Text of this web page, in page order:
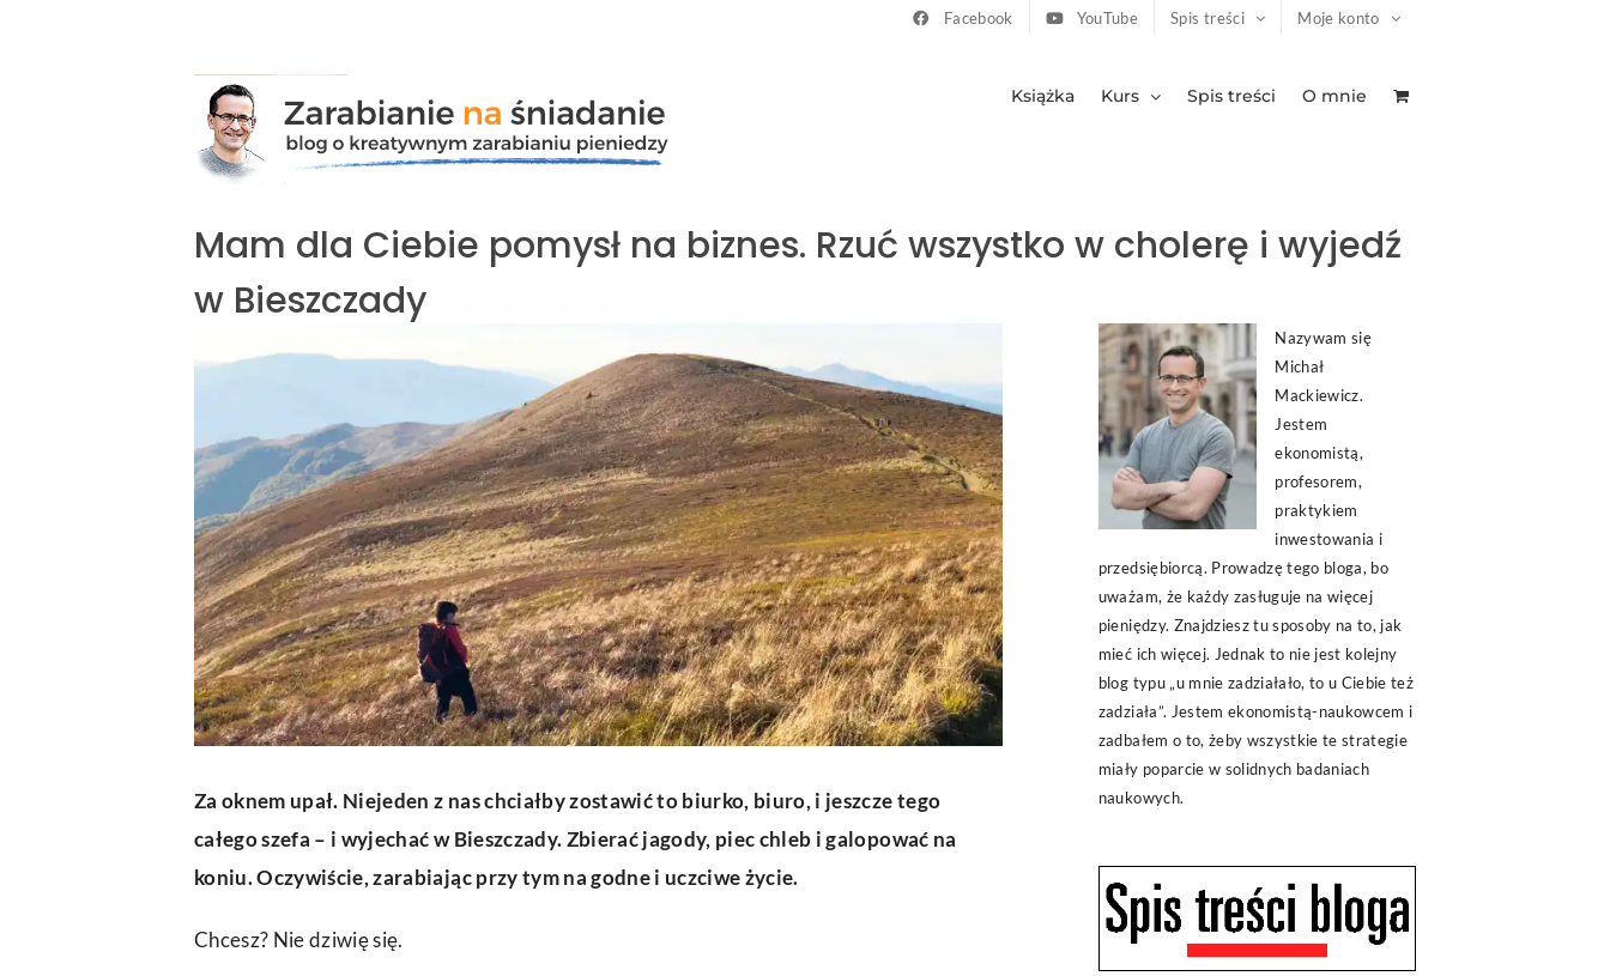
Facebook YouTube Spis treści Moje konto
Książka Kurs Spis treści O mnie
Mam dla Ciebie pomysł na biznes. Rzuć wszystko w cholerę i wyjedź
w Bieszczady
Za oknem upał. Niejeden z nas chciałby zostawić to biurko, biuro, i jeszcze tego
całego szefa – i wyjechać w Bieszczady. Zbierać jagody, piec chleb i galopować na
koniu. Oczywiście, zarabiając przy tym na godne i uczciwe życie.
Chcesz? Nie dziwię się.
Nazywam się
Michał
Mackiewicz.
Jestem
ekonomistą,
profesorem,
praktykiem
inwestowania i
przedsiębiorcą. Prowadzę tego bloga, bo
uważam, że każdy zasługuje na więcej
pieniędzy. Znajdziesz tu sposoby na to, jak
mieć ich więcej. Jednak to nie jest kolejny
blog typu „u mnie zadziałało, to u Ciebie też
zadziała”. Jestem ekonomistą-naukowcem i
zadbałem o to, żeby wszystkie te strategie
miały poparcie w solidnych badaniach
naukowych.